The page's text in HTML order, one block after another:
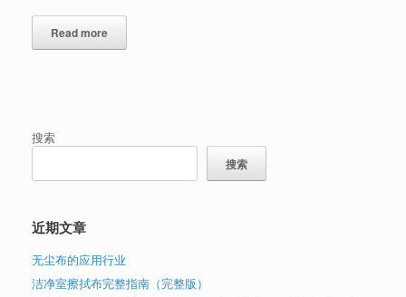
Read more
搜索
搜索
近期文章
无尘布的应用行业
洁净室擦拭布完整指南（完整版）